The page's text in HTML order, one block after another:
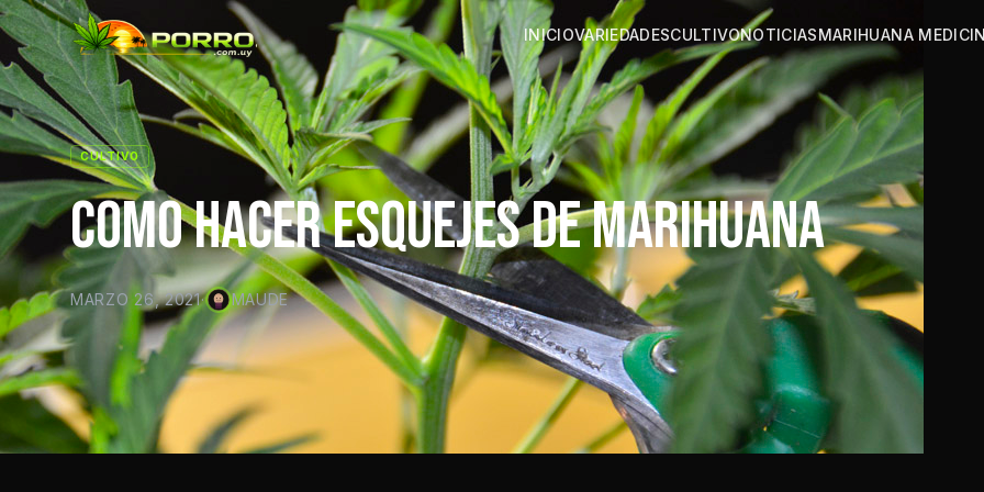
INICIOVARIEDADESCULTIVONOTICIASMARIHUANA
CULTIVO
COMO HACER ESQUEJES DE MARIHUANA
MARZO 26, 2021· MAUDE